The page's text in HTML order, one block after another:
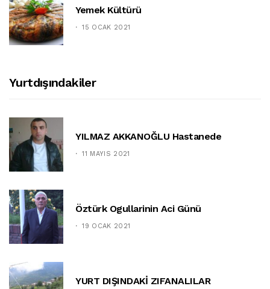
Yemek Kültürü
15 OCAK 2021
Yurtdışındakiler
YILMAZ AKKANOĞLU Hastanede
11 MAYIS 2021
Öztürk Ogullarinin Aci Günü
19 OCAK 2021
YURT DIŞINDAKİ ZIFANALILAR